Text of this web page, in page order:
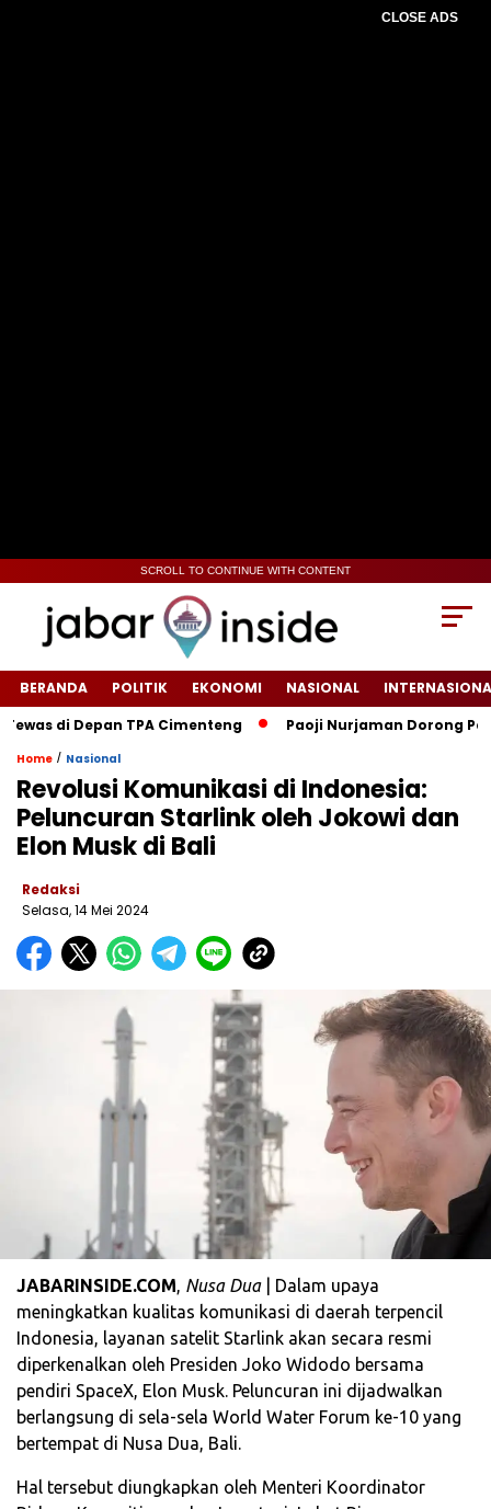
CLOSE ADS
SCROLL TO CONTINUE WITH CONTENT
BERANDA POLITIK EKONOMI NASIONAL
di Depan TPA Cimenteng
Paoji Nurjaman Dorong
Home / Nasional
Revolusi Komunikasi di Indonesia:
Peluncuran Starlink oleh Jokowi dan
Elon Musk di Bali
Redaksi
Selasa, 14 Mei 2024
JABARINSIDE.COM, Nusa Dua| Dalam upaya
meningkatkan kualitas komunikasi di daerah terpencil
Indonesia, layanan satelit Starlink akan secara resmi
diperkenalkan oleh Presiden Joko Widodo bersama
pendiri SpaceX, Elon Musk. Peluncuran ini dijadwalkan
berlangsung di sela-sela World Water Forum ke-10 yang
bertempat di Nusa Dua, Bali.
Hal tersebut diungkapkan oleh Menteri Koordinator